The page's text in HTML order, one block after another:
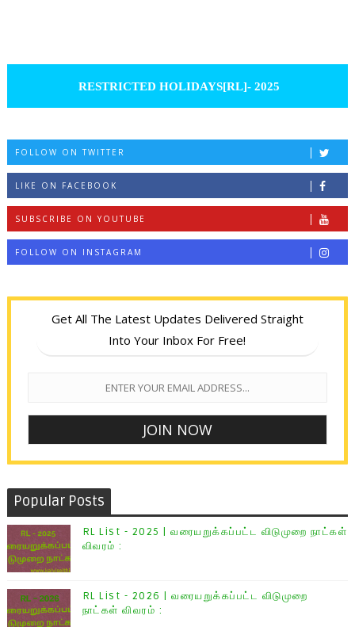
RESTRICTED HOLIDAYS[RL]- 2025
FOLLOW ON TWITTER
LIKE ON FACEBOOK
SUBSCRIBE ON YOUTUBE
FOLLOW ON INSTAGRAM
Get All The Latest Updates Delivered Straight
Into Your Inbox For Free!
Popular Posts
RL List - 2025 | வரையறுக்கப்பட்ட விடுமுறை நாட்கள்
விவரம் :
RL List - 2026 | வரையறுக்கப்பட்ட விடுமுறை
நாட்கள் விவரம் :